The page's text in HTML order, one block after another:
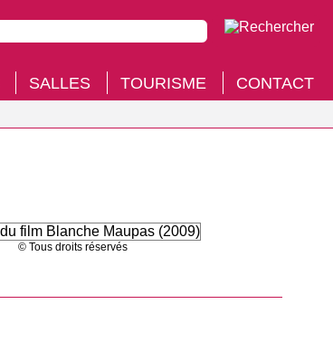
SALLES TOURISME CONTACT
© Tous droits réservés